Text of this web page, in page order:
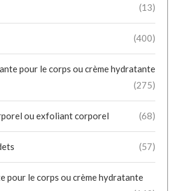
(13)
(400)
pour le corps ou crème hydratante
(275)
ou exfoliant corporel (68)
(57)
pour le corps ou crème hydratante